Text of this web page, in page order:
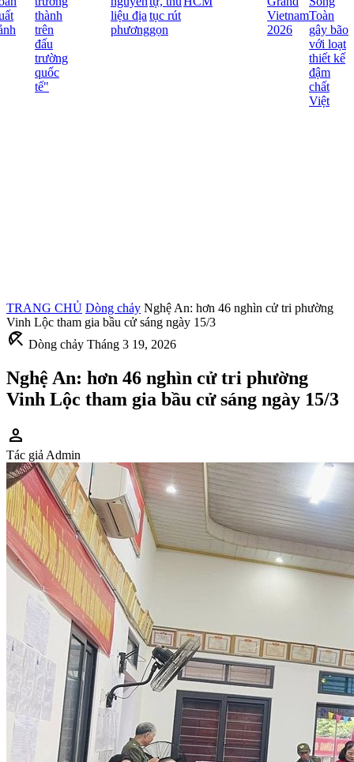
thành
trên
đấu
trường
quốc
tế"
liệu địa
phương
tục rút
gọn
Vietnam
2026
Toàn
gây bão
với loạt
thiết kế
đậm
chất
Việt
TRANG CHỦ Dòng chảy Nghệ An: hơn 46 nghìn cử tri phường
Vinh Lộc tham gia bầu cử sáng ngày 15/3
beach_access Dòng chảy Tháng 3 19, 2026
Nghệ An: hơn 46 nghìn cử tri phường
Vinh Lộc tham gia bầu cử sáng ngày 15/3
person
Tác giả Admin